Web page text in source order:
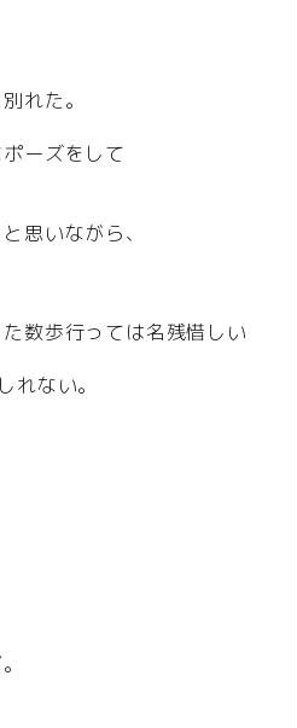
れた。
ーズをして
思いながら、
数歩行っては名残惜しい
ない。